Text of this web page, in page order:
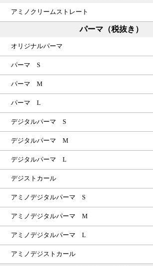
アミノクリームストレート
パーマ（税抜き）
オリジナルパーマ
パーマ S
パーマ M
パーマ L
デジタルパーマ S
デジタルパーマ M
デジタルパーマ L
デジストカール
アミノデジタルパーマ S
アミノデジタルパーマ M
アミノデジタルパーマ L
アミノデジストカール